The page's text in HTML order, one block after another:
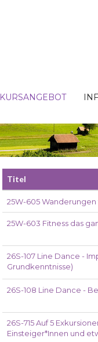
KURSANGEBOT
Titel
25W-605
25W-603 Fitness das
26S-107 Line Dance -
Grundkenntnisse)
26S-108 Line Dance -
26S-715 Auf 5
Einsteiger*Innen und